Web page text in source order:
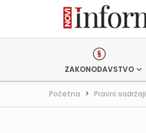
ZAKONODAVSTVO
Početna > Pravni sadržaji